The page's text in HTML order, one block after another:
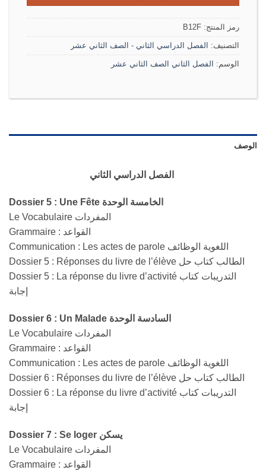
رمز المنتج: B12F
التصنيف: الفصل الدراسي الثاني - الصف الثاني عشر
الوسم: الفصل الثاني الصف الثاني عشر
الوصف
Le Vocabulaire المفردات
Grammaire : القواعد
Communication : Les actes de parole اللغوية الوظائف
Dossier 5 : Réponses du livre de l’élève الطالب كتاب حل
Dossier 5 : La réponse du livre d’activité التدريبات كتاب
إجابة
Dossier 6 : Un Malade السادسة الوحدة
Le Vocabulaire المفردات
Grammaire : القواعد
Communication : Les actes de parole اللغوية الوظائف
Dossier 6 : Réponses du livre de l’élève الطالب كتاب حل
Dossier 6 : La réponse du livre d’activité التدريبات كتاب
إجابة
Le Vocabulaire المفردات
Grammaire : القواعد